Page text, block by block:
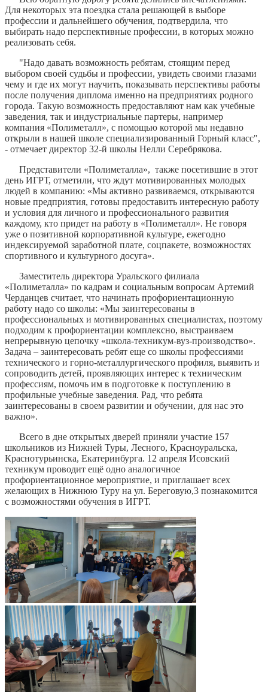
Для некоторых эта поездка стала решающей в выборе
профессии и дальнейшего обучения, подтвердила, что
выбирать надо перспективные профессии, в которых можно
реализовать себя.
"Надо давать возможность ребятам, стоящим перед
выбором своей судьбы и профессии, увидеть своими глазами
чему и где их могут научить, показывать перспективы работы
после получения диплома именно на предприятиях родного
города. Такую возможность предоставляют нам как учебные
заведения, так и индустриальные партеры, например
компания «Полиметалл», с помощью которой мы недавно
открыли в нашей школе специализированный Горный класс",
- отмечает директор 32-й школы Нелли Серебрякова.
Представители «Полиметалла», также посетившие в этот
день ИГРТ, отметили, что ждут мотивированных молодых
людей в компанию: «Мы активно развиваемся, открываются
новые предприятия, готовы предоставить интересную работу
и условия для личного и профессионального развития
каждому, кто придет на работу в «Полиметалл». Не говоря
уже о позитивной корпоративной культуре, ежегодно
индексируемой заработной плате, соцпакете, возможностях
спортивного и культурного досуга».
Заместитель директора Уральского филиала
«Полиметалла» по кадрам и социальным вопросам Артемий
Черданцев считает, что начинать профориентационную
работу надо со школы: «Мы заинтересованы в
профессиональных и мотивированных специалистах, поэтому
подходим к профориентации комплексно, выстраиваем
непрерывную цепочку «школа-техникум-вуз-производство».
Задача – заинтересовать ребят еще со школы профессиями
технического и горно-металлургического профиля, выявить и
сопроводить детей, проявляющих интерес к техническим
профессиям, помочь им в подготовке к поступлению в
профильные учебные заведения. Рад, что ребята
заинтересованы в своем развитии и обучении, для нас это
важно».
Всего в дне открытых дверей приняли участие 157
школьников из Нижней Туры, Лесного, Красноуральска,
Краснотурьинска, Екатеринбурга. 12 апреля Исовский
техникум проводит ещё одно аналогичное
профориентационное мероприятие, и приглашает всех
желающих в Нижнюю Туру на ул. Береговую,3 познакомится
с возможностями обучения в ИГРТ.